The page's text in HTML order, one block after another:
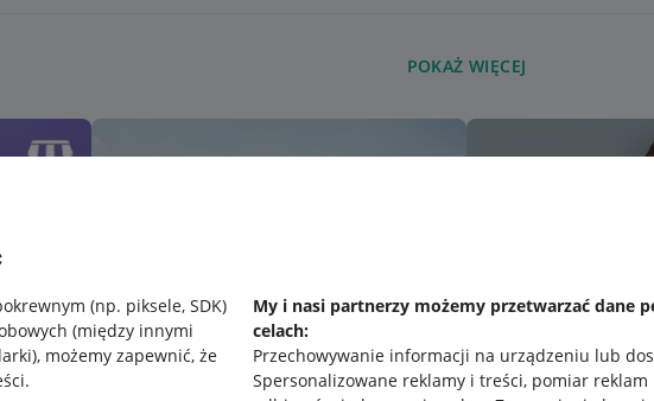
(np. piksele, SDK)
(między innymi
, możemy zapewnić, że
My i nasi partnerzy możemy przetwarzać dane
celach:
Przechowywanie informacji na urządzeniu lub
Spersonalizowane reklamy i treści, pomiar
POKAŻ WIĘCEJ